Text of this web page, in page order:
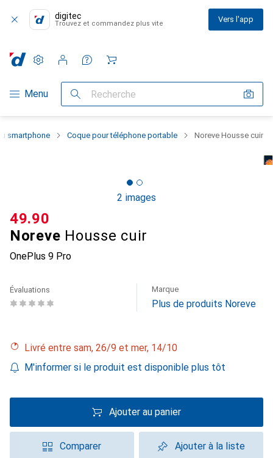
digitec
Trouvez et commandez plus vite Vers l'app
Navigation par catégorie
Menu Recherche
Paramètres
Compte client
Listes de comparaison
Listes d'envies
Panier
smartphone Coque pour téléphone portable Noreve Housse cuir
2 images
Noreve Housse cuir
OnePlus 9 Pro
CHF
49.90
Évaluations Marque
Plus de produits Noreve
Livré entre sam, 26/9 et mer, 14/10
M'informer si le produit est disponible plus tôt
Ajouter au panier
Comparer Ajouter à la liste